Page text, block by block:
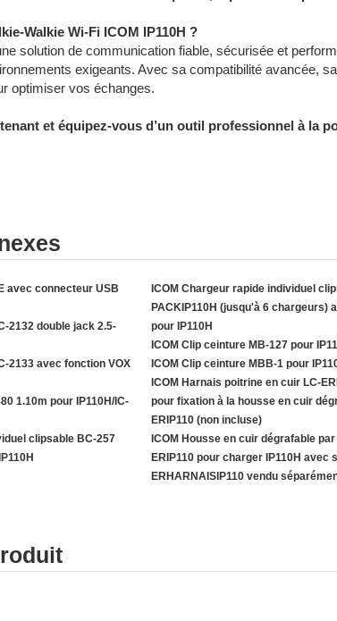
Walkie Wi-Fi ICOM IP110H ?
solution de communication fiable, sécurisée et
exigeants. Avec sa compatibilité avancée,
optimiser vos échanges.
et équipez-vous d’un outil professionnel à la
avec connecteur USB
2132 double jack 2.5-
2133 avec fonction VOX
1.10m pour IP110H/IC-
clipsable BC-257
ICOM Chargeur rapide individuel
PACKIP110H (jusqu'à 6 chargeurs)
pour IP110H
ICOM Clip ceinture MB-127 pour
ICOM Clip ceinture MBB-1 pour
ICOM Harnais poitrine en cuir LC-
pour fixation à la housse en cuir
ERIP110 (non incluse)
ICOM Housse en cuir dégrafable
ERIP110 pour charger IP110H avec
ERHARNAISIP110 vendu